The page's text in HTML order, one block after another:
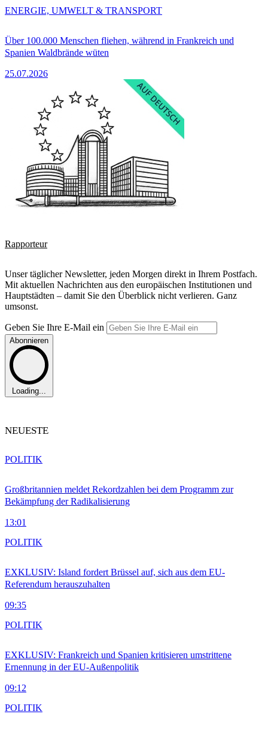
Über 100.000 Menschen fliehen, während in Frankreich und
Spanien Waldbrände wüten
25.07.2026
ENERGIE, UMWELT & TRANSPORT
Rapporteur
Unser täglicher Newsletter, jeden Morgen direkt in Ihrem Postfach.
Mit aktuellen Nachrichten aus den europäischen Institutionen und
Hauptstädten – damit Sie den Überblick nicht verlieren. Ganz
umsonst.
Geben Sie Ihre E-Mail ein
Abonnieren
Loading...
NEUESTE
Großbritannien meldet Rekordzahlen bei dem Programm zur
Bekämpfung der Radikalisierung
13:01
POLITIK
EXKLUSIV: Island fordert Brüssel auf, sich aus dem EU-
Referendum herauszuhalten
09:35
POLITIK
EXKLUSIV: Frankreich und Spanien kritisieren umstrittene
Ernennung in der EU-Außenpolitik
09:12
POLITIK
POLITIK